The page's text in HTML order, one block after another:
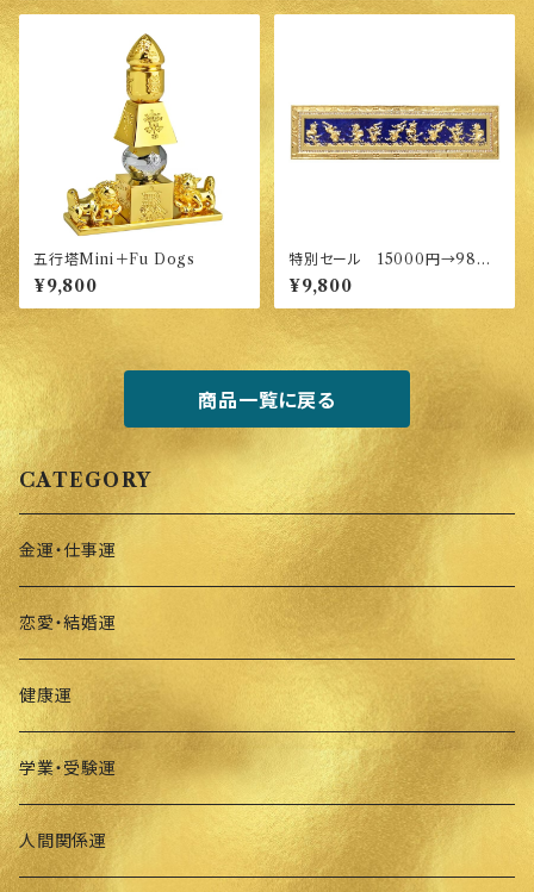
五行塔Mini＋Fu Dogs
¥9,800
特別セール 15000円→9800
円 ロイヤルブルー・ナイン・ド
ラゴン
¥9,800
商品一覧に戻る
CATEGORY
金運・仕事運
恋愛・結婚運
健康運
学業・受験運
人間関係運